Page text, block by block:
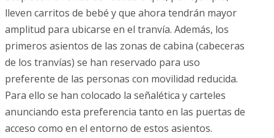
lleven carritos de bebé y que ahora tendrán mayor
amplitud para ubicarse en el tranvía. Además, los
primeros asientos de las zonas de cabina (cabeceras
de los tranvías) se han reservado para uso
preferente de las personas con movilidad reducida.
Para ello se han colocado la señalética y carteles
anunciando esta preferencia tanto en las puertas de
acceso como en el entorno de estos asientos.